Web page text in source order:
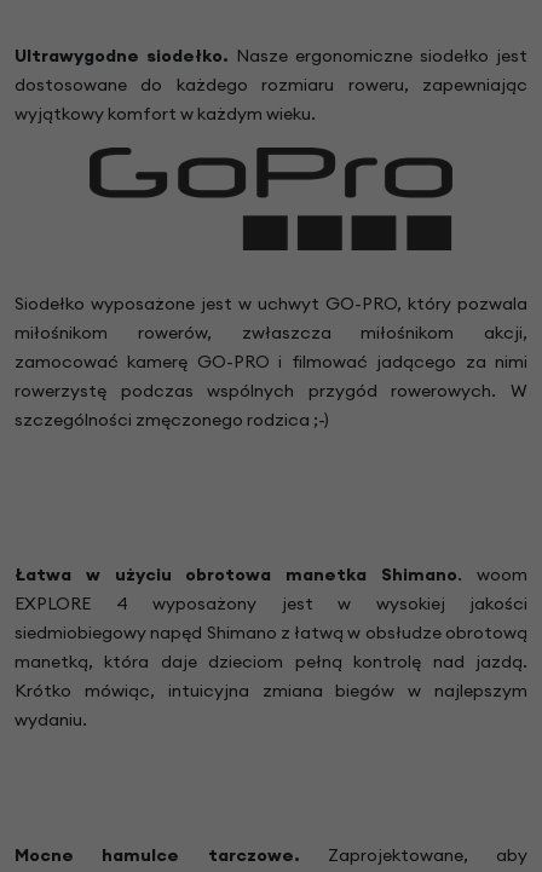
Ultrawygodne siodełko. Nasze ergonomiczne siodełko jest
dostosowane do każdego rozmiaru roweru, zapewniając
wyjątkowy komfort w każdym wieku.
Siodełko wyposażone jest w uchwyt GO-PRO, który pozwala
miłośnikom rowerów, zwłaszcza miłośnikom akcji,
zamocować kamerę GO-PRO i filmować jadącego za nimi
rowerzystę podczas wspólnych przygód rowerowych. W
szczególności zmęczonego rodzica ;-)
Łatwa w użyciu obrotowa manetka Shimano. woom
EXPLORE 4 wyposażony jest w wysokiej jakości
siedmiobiegowy napęd Shimano z łatwą w obsłudze obrotową
manetką, która daje dzieciom pełną kontrolę nad jazdą.
Krótko mówiąc, intuicyjna zmiana biegów w najlepszym
wydaniu.
Mocne hamulce tarczowe. Zaprojektowane, aby